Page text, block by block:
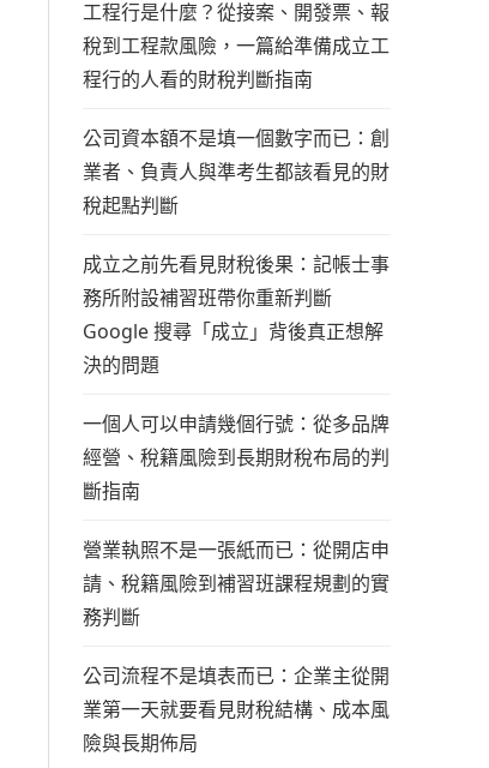
工程行是什麼？從接案、開發票、報
稅到工程款風險，一篇給準備成立工
程行的人看的財稅判斷指南
公司資本額不是填一個數字而已：創
業者、負責人與準考生都該看見的財
稅起點判斷
成立之前先看見財稅後果：記帳士事
務所附設補習班帶你重新判斷
Google 搜尋「成立」背後真正想解
決的問題
一個人可以申請幾個行號：從多品牌
經營、稅籍風險到長期財稅布局的判
斷指南
營業執照不是一張紙而已：從開店申
請、稅籍風險到補習班課程規劃的實
務判斷
公司流程不是填表而已：企業主從開
業第一天就要看見財稅結構、成本風
險與長期佈局